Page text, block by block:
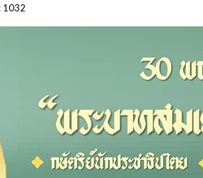
1032